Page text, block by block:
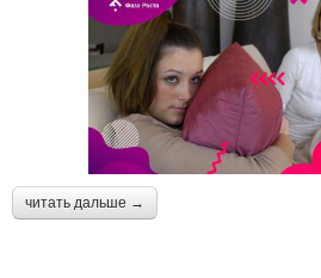
читать дальше →